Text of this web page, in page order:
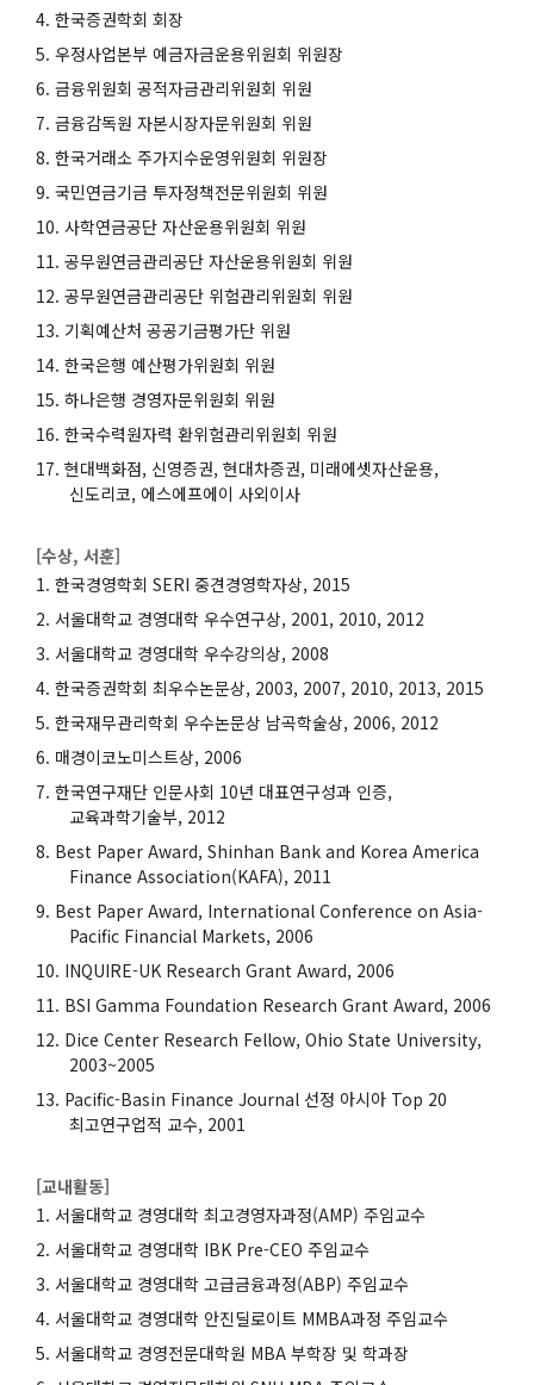
한국증권학회 회장
우정사업본부 예금자금운용위원회 위원장
금융위원회 공적자금관리위원회 위원
금융감독원 자본시장자문위원회 위원
한국거래소 주가지수운영위원회 위원장
국민연금기금 투자정책전문위원회 위원
사학연금공단 자산운용위원회 위원
공무원연금관리공단 자산운용위원회 위원
공무원연금관리공단 위험관리위원회 위원
기획예산처 공공기금평가단 위원
한국은행 예산평가위원회 위원
하나은행 경영자문위원회 위원
한국수력원자력 환위험관리위원회 위원
현대백화점, 신영증권, 현대차증권, 미래에셋자산운용,
신도리코, 에스에프에이 사외이사
[수상, 서훈]
한국경영학회 SERI 중견경영학자상, 2015
서울대학교 경영대학 우수연구상, 2001, 2010, 2012
서울대학교 경영대학 우수강의상, 2008
한국증권학회 최우수논문상, 2003, 2007, 2010, 2013, 2015
한국재무관리학회 우수논문상 남곡학술상, 2006, 2012
매경이코노미스트상, 2006
한국연구재단 인문사회 10년 대표연구성과 인증,
교육과학기술부, 2012
Best Paper Award, Shinhan Bank and Korea America
Finance Association(KAFA), 2011
Best Paper Award, International Conference on Asia-
Pacific Financial Markets, 2006
INQUIRE-UK Research Grant Award, 2006
BSI Gamma Foundation Research Grant Award, 2006
Dice Center Research Fellow, Ohio State University,
2003~2005
Pacific-Basin Finance Journal 선정 아시아 Top 20
최고연구업적 교수, 2001
[교내활동]
서울대학교 경영대학 최고경영자과정(AMP) 주임교수
서울대학교 경영대학 IBK Pre-CEO 주임교수
서울대학교 경영대학 고급금융과정(ABP) 주임교수
서울대학교 경영대학 안진딜로이트 MMBA과정 주임교수
서울대학교 경영전문대학원 MBA 부학장 및 학과장